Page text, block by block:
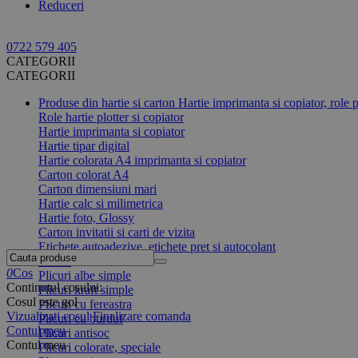
Reduceri
0722 579 405
CATEGORII
CATEGORII
Produse din hartie si carton Hartie imprimanta si copiator, role
Role hartie plotter si copiator
Hartie imprimanta si copiator
Hartie tipar digital
Hartie colorata A4 imprimanta si copiator
Carton colorat A4
Carton dimensiuni mari
Hartie calc si milimetrica
Hartie foto, Glossy
Carton invitatii si carti de vizita
Etichete autoadezive, etichete pret si autocolant
Plicuri
Plicuri albe simple
Plicuri kraft simple
Plicuri cu fereastra
Plicuri cu burduf
Plicuri antisoc
Plicuri colorate, speciale
0Cos
Continutul cosului:
Cosul este gol
Vizualizati cosul Finalizare comanda
Contul meu
Contul meu